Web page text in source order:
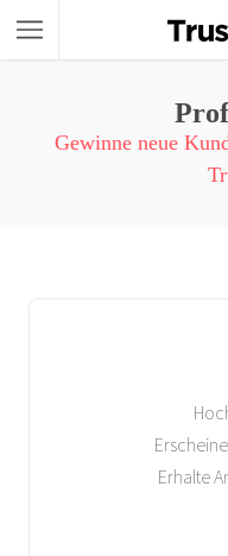
Gewinne neue
Erhalte